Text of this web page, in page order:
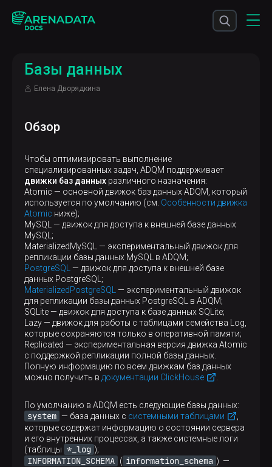
Базы данных
Елена Дворядкина
Обзор
Чтобы оптимизировать выполнение
специализированных задач, ADQM поддерживает
движки баз данных различного назначения:
Atomic — основной движок баз данных ADQM, который
используется по умолчанию (см. Особенности движка
Atomic ниже);
MySQL — движок для доступа к внешней базе данных
MySQL;
MaterializedMySQL — экспериментальный движок для
репликации базы данных MySQL в ADQM;
PostgreSQL
— движок для доступа к внешней базе
данных PostgreSQL;
MaterializedPostgreSQL
— экспериментальный движок
для репликации базы данных PostgreSQL в ADQM;
SQLite — движок для доступа к базе данных SQLite;
Lazy — движок для работы с таблицами семейства Log,
которые сохраняются только в оперативной памяти;
Replicated — экспериментальная версия движка Atomic
с поддержкой репликации полной базы данных.
Полную информацию по всем движкам баз данных
можно получить в документации ClickHouse
По умолчанию в ADQM есть следующие базы данных:
system — база данных с системными таблицами
которые содержат информацию о состоянии сервера
и его внутренних процессах, а также системные логи
(таблицы *_log );
INFORMATION_SCHEMA ( information_schema ) —